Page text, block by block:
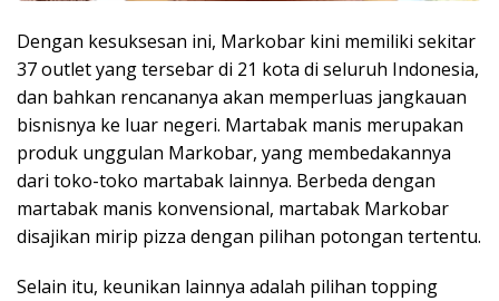
Dengan kesuksesan ini, Markobar kini memiliki sekitar
37 outlet yang tersebar di 21 kota di seluruh Indonesia,
dan bahkan rencananya akan memperluas jangkauan
bisnisnya ke luar negeri. Martabak manis merupakan
produk unggulan Markobar, yang membedakannya
dari toko-toko martabak lainnya. Berbeda dengan
martabak manis konvensional, martabak Markobar
disajikan mirip pizza dengan pilihan potongan tertentu.
Selain itu, keunikan lainnya adalah pilihan topping